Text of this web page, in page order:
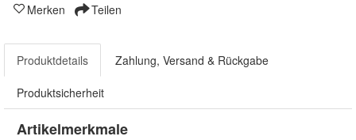
Merken Teilen
Produktdetails Zahlung, Versand & Rückgabe
Produktsicherheit
Artikelmerkmale